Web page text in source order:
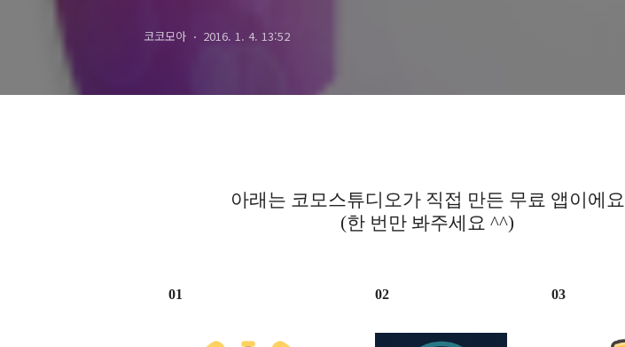
코코모아 2016. 1. 4. 13:52
아래는 코모스튜디오가 직접 만든 무료 앱이에요
(한 번만 봐주세요 ^^)
01 02 03